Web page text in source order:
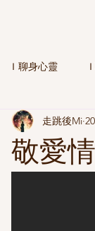
Ｉ聊身心靈
知的過往-大學時期的
敬愛情
走跳後Mi